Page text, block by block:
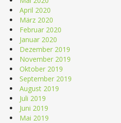
April 2020
März 2020
Februar 2020
Januar 2020
Dezember 2019
November 2019
Oktober 2019
September 2019
August 2019
Juli 2019
Juni 2019
Mai 2019